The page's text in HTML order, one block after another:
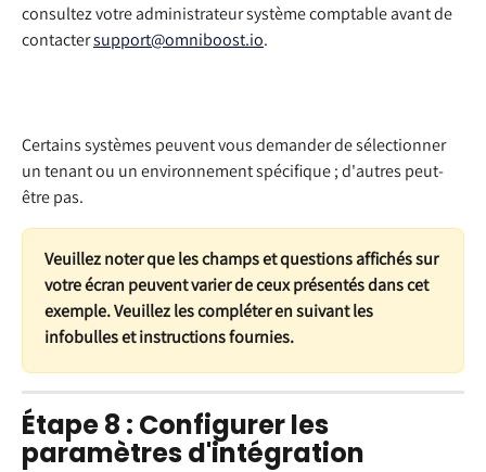
consultez votre administrateur système comptable avant de
contacter support@omniboost.io.
Certains systèmes peuvent vous demander de sélectionner
un tenant ou un environnement spécifique ; d'autres peut-
être pas.
Veuillez noter que les champs et questions affichés sur
votre écran peuvent varier de ceux présentés dans cet
exemple. Veuillez les compléter en suivant les
infobulles et instructions fournies.
Étape 8 : Configurer les
paramètres d'intégration